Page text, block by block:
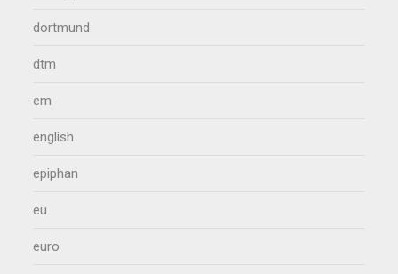
dortmund
dtm
em
english
epiphan
eu
euro